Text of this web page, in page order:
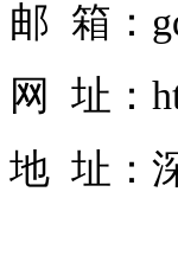
邮 箱：
网 址：
地 址：